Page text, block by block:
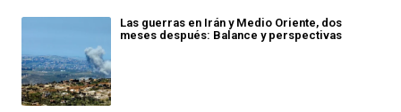
Las guerras en Irán y Medio Oriente, dos
meses después: Balance y perspectivas